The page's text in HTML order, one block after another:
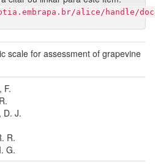
alice/handle/
scale for assessment of grapevine
F.
D. J.
R.
G.